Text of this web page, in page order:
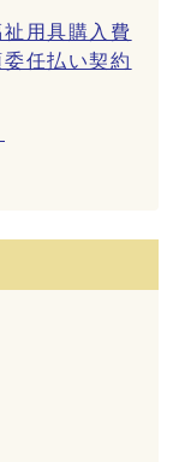
用具購入費
任払い契約